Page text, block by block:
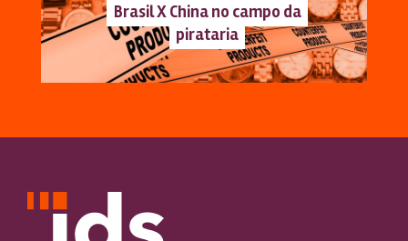
Brasil X China no campo da
pirataria